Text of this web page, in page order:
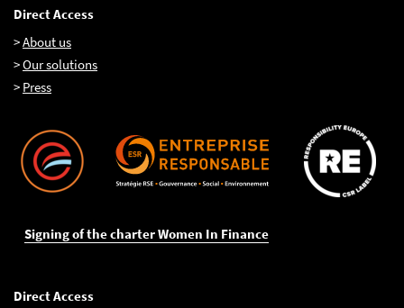
Direct Access
>About us
>Our solutions
> Press
Signing of the charter Women In Finance
Direct Access